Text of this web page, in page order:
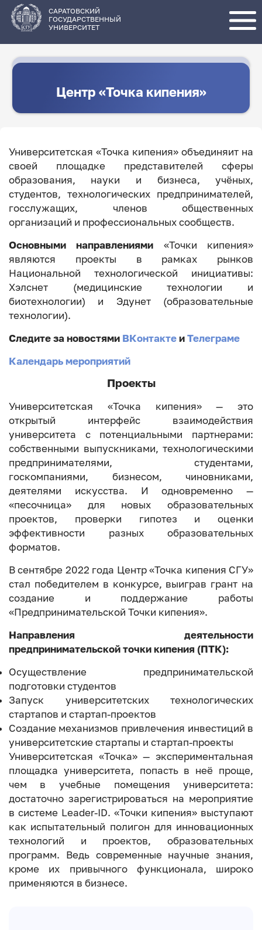
основному
содержанию
САРАТОВСКИЙ
ГОСУДАРСТВЕННЫЙ
УНИВЕРСИТЕТ
Центр «Точка кипения»
Университетская «Точка кипения» объединяит на
своей площадке представителей сферы
образования, науки и бизнеса, учёных,
студентов, технологических предпринимателей,
госслужащих, членов общественных
организаций и профессиональных сообществ.
Основными направлениями «Точки кипения»
являются проекты в рамках рынков
Национальной технологической инициативы:
Хэлснет (медицинские технологии и
биотехнологии) и Эдунет (образовательные
технологии).
Следите за новостями ВКонтактеи Телеграме
Календарь мероприятий
Проекты
Университетская «Точка кипения» — это
открытый интерфейс взаимодействия
университета с потенциальными партнерами:
собственными выпускниками, технологическими
предпринимателями, студентами,
госкомпаниями, бизнесом, чиновниками,
деятелями искусства. И одновременно —
«песочница» для новых образовательных
проектов, проверки гипотез и оценки
эффективности разных образовательных
форматов.
В сентябре 2022 года Центр «Точка кипения СГУ»
стал победителем в конкурсе, выиграв грант на
создание и поддержание работы
«Предпринимательской Точки кипения».
Направления деятельности
предпринимательской точки кипения (ПТК):
Осуществление предпринимательской
подготовки студентов
Запуск университетских технологических
стартапов и стартап-проектов
Создание механизмов привлечения инвестиций в
университетские стартапы и стартап-проекты
Университетская «Точка» — экспериментальная
площадка университета, попасть в неё проще,
чем в учебные помещения университета:
достаточно зарегистрироваться на мероприятие
в системе Leader-ID. «Точки кипения» выступают
как испытательный полигон для инновационных
технологий и проектов, образовательных
программ. Ведь современные научные знания,
кроме их привычного функционала, широко
применяются в бизнесе.